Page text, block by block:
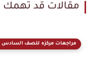
مقالات قد تهمك
مراجعات مركزه للصف السادس